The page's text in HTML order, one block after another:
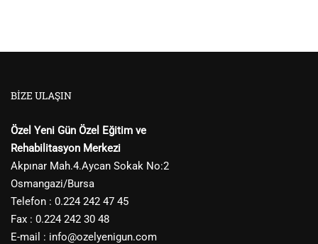
BIZE ULAŞIN
Özel Yeni Gün Özel Eğitim ve
Rehabilitasyon Merkezi
Akpınar Mah.4.Aycan Sokak No:2
Osmangazi/Bursa
Telefon : 0.224 242 47 45
Fax : 0.224 242 30 48
E-mail : info@ozelyenigun.com